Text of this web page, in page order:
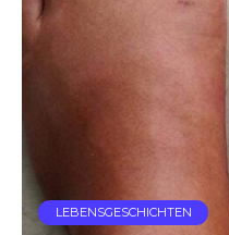
LEBENSGESCHICHTEN